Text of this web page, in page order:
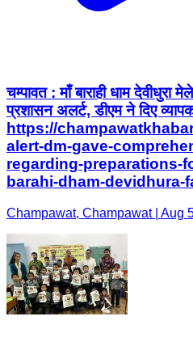
चम्पावत : माँ बाराही धाम देवीधुरा
प्रशासन अलर्ट, डीएम ने दिए
https://
alert-dm-gave-
regarding-preparations-
barahi-dham-devidhura-
Champawat, Champawat | Aug